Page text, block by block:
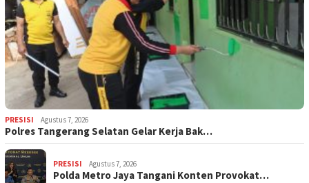
PRESISI Agustus 7, 2026
Polres Tangerang Selatan Gelar Kerja Bak…
PRESISI Agustus 7, 2026
Polda Metro Jaya Tangani Konten Provokat…